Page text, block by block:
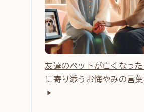
友達のペットが亡くなっ
に寄り添うお悔やみの言